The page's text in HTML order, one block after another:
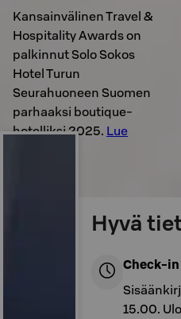
Kansainvälinen Travel &
Hospitality Awards on
palkinnut Solo Sokos
Hotel Turun
Seurahuoneen Suomen
parhaaksi boutique-
hotelliksi 2025. Lue
Hyvä
Check-
15.00.